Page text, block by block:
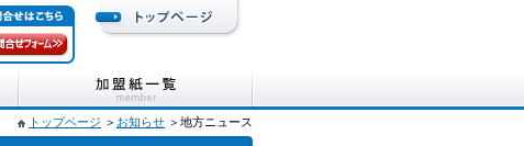
トップページ ＞ お知らせ ＞地方ニュース